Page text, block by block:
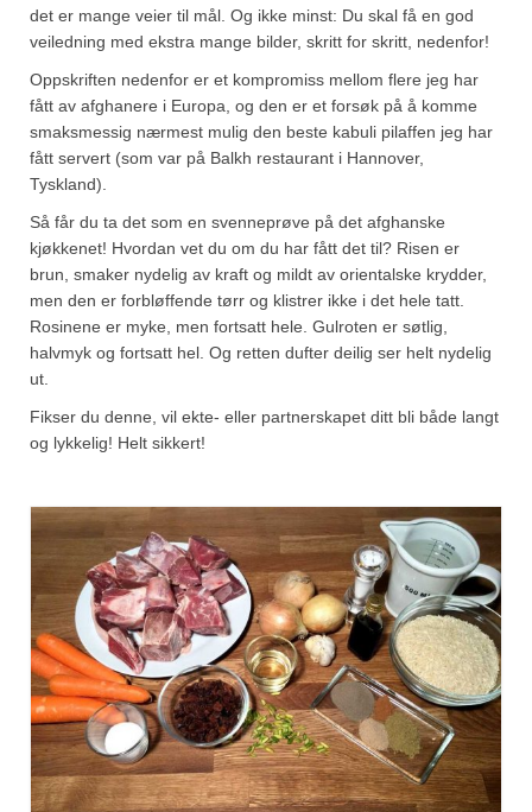
det er mange veier til mål. Og ikke minst: Du skal få en god
veiledning med ekstra mange bilder, skritt for skritt, nedenfor!
Oppskriften nedenfor er et kompromiss mellom flere jeg har
fått av afghanere i Europa, og den er et forsøk på å komme
smaksmessig nærmest mulig den beste kabuli pilaffen jeg har
fått servert (som var på Balkh restaurant i Hannover,
Tyskland).
Så får du ta det som en svenneprøve på det afghanske
kjøkkenet! Hvordan vet du om du har fått det til? Risen er
brun, smaker nydelig av kraft og mildt av orientalske krydder,
men den er forbløffende tørr og klistrer ikke i det hele tatt.
Rosinene er myke, men fortsatt hele. Gulroten er søtlig,
halvmyk og fortsatt hel. Og retten dufter deilig ser helt nydelig
ut.
Fikser du denne, vil ekte- eller partnerskapet ditt bli både langt
og lykkelig! Helt sikkert!